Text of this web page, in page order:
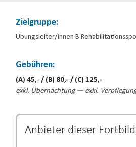
Zielgruppe:
Übungsleiter/innen B
Gebühren:
(A) 45,- / (B) 80,- / (C) 125,-
exkl. Übernachtung — exkl.
Anbieter dieser